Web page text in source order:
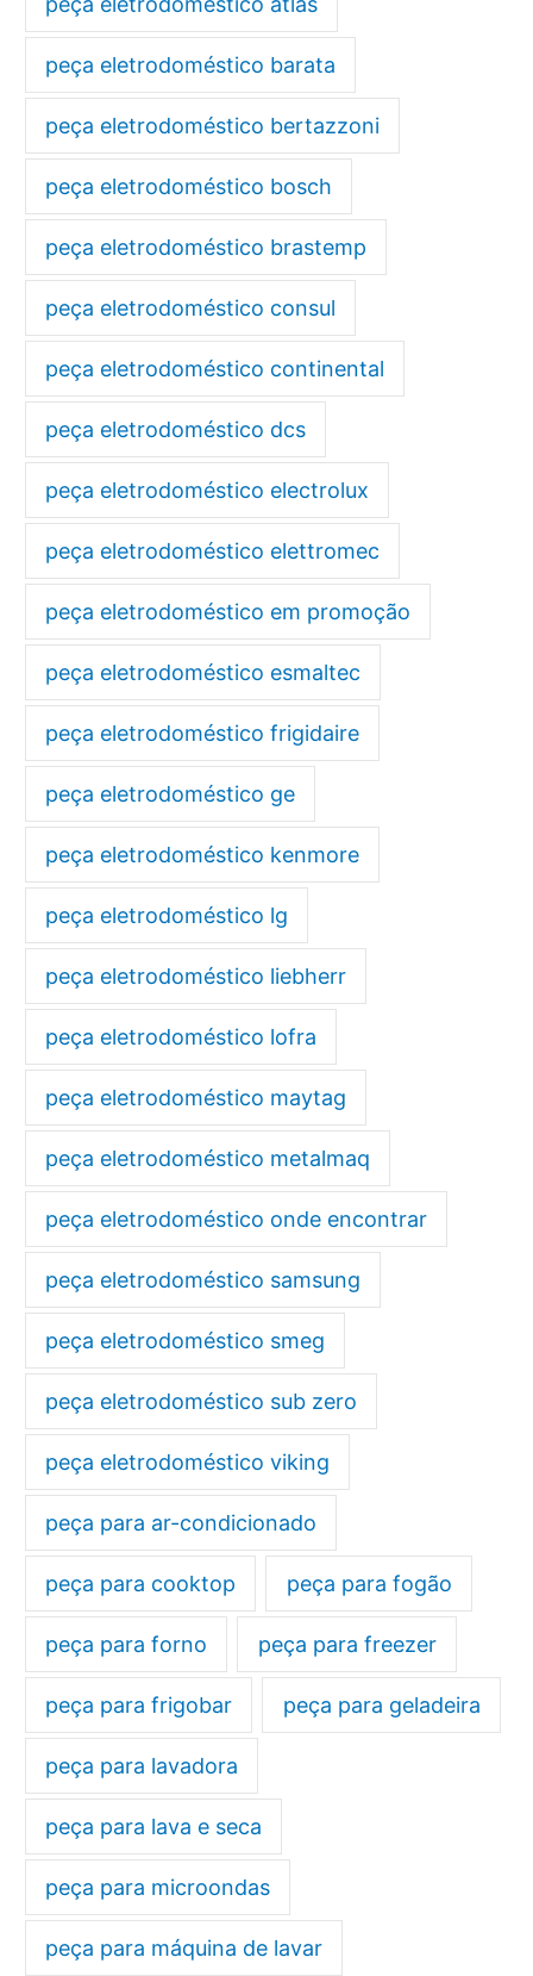
peça eletrodoméstico barata
peça eletrodoméstico bertazzoni
peça eletrodoméstico bosch
peça eletrodoméstico brastemp
peça eletrodoméstico consul
peça eletrodoméstico continental
peça eletrodoméstico dcs
peça eletrodoméstico electrolux
peça eletrodoméstico elettromec
peça eletrodoméstico em promoção
peça eletrodoméstico esmaltec
peça eletrodoméstico frigidaire
peça eletrodoméstico ge
peça eletrodoméstico kenmore
peça eletrodoméstico lg
peça eletrodoméstico liebherr
peça eletrodoméstico lofra
peça eletrodoméstico maytag
peça eletrodoméstico metalmaq
peça eletrodoméstico onde encontrar
peça eletrodoméstico samsung
peça eletrodoméstico smeg
peça eletrodoméstico sub zero
peça eletrodoméstico viking
peça para ar-condicionado
peça para cooktop peça para fogão
peça para forno peça para freezer
peça para frigobar peça para geladeira
peça para lavadora
peça para lava e seca
peça para microondas
peça para máquina de lavar